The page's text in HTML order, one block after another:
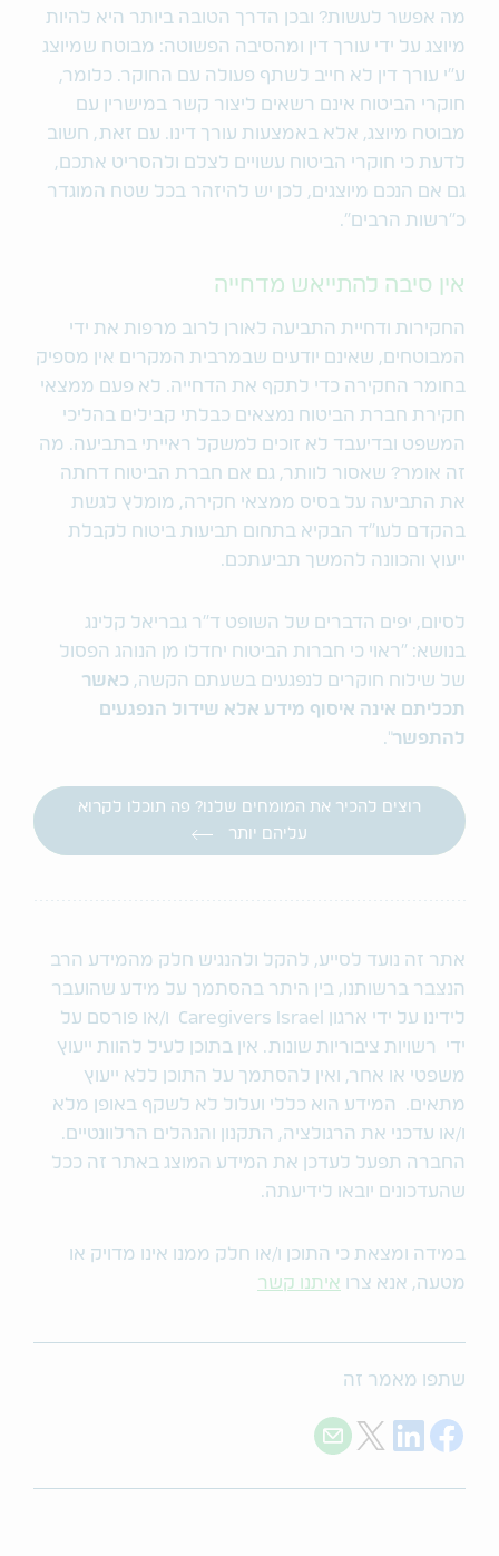
מה אפשר לעשות? ובכן הדרך הטובה ביותר היא להיות
מיוצג על ידי עורך דין ומהסיבה הפשוטה: מבוטח שמיוצג
ע"י עורך דין לא חייב לשתף פעולה עם החוקר. כלומר,
חוקרי הביטוח אינם רשאים ליצור קשר במישרין עם
מבוטח מיוצג, אלא באמצעות עורך דינו. עם זאת, חשוב
לדעת כי חוקרי הביטוח עשויים לצלם ולהסריט אתכם,
גם אם הנכם מיוצגים, לכן יש להיזהר בכל שטח המוגדר
כ"רשות הרבים".
אין סיבה להתייאש מדחייה
החקירות ודחיית התביעה לאורן לרוב מרפות את ידי
המבוטחים, שאינם יודעים שבמרבית המקרים אין מספיק
בחומר החקירה כדי לתקף את הדחייה. לא פעם ממצאי
חקירת חברת הביטוח נמצאים כבלתי קבילים בהליכי
המשפט ובדיעבד לא זוכים למשקל ראייתי בתביעה. מה
זה אומר? שאסור לוותר, גם אם חברת הביטוח דחתה
את התביעה על בסיס ממצאי חקירה, מומלץ לגשת
בהקדם לעו"ד הבקיא בתחום תביעות ביטוח לקבלת
ייעוץ והכוונה להמשך תביעתכם.
לסיום, יפים הדברים של השופט ד"ר גבריאל קלינג
בנושא: "ראוי כי חברות הביטוח יחדלו מן הנוהג הפסול
של שילוח חוקרים לנפגעים בשעתם הקשה, כאשר
תכליתם אינה איסוף מידע אלא שידול הנפגעים
להתפשר".
רוצים להכיר את המומחים שלנו? פה תוכלו לקרוא
עליהם יותר
אתר זה נועד לסייע, להקל ולהנגיש חלק מהמידע הרב
הנצבר ברשותנו, בין היתר בהסתמך על מידע שהועבר
לידינו על ידי ארגון Caregivers Israel ו/או פורסם על
ידי רשויות ציבוריות שונות. אין בתוכן לעיל להוות ייעוץ
משפטי או אחר, ואין להסתמך על התוכן ללא ייעוץ
מתאים. המידע הוא כללי ועלול לא לשקף באופן מלא
ו/או עדכני את הרגולציה, התקנון והנהלים הרלוונטיים.
החברה תפעל לעדכן את המידע המוצג באתר זה ככל
שהעדכונים יובאו לידיעתה.
במידה ומצאת כי התוכן ו/או חלק ממנו אינו מדויק או
מטעה, אנא צרו איתנו קשר
שתפו מאמר זה
Share on Facebook
Share on LinkedIn
Share on Twitter
Share with E-mail